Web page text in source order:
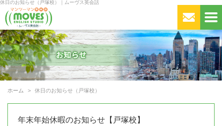
休日のお知らせ（戸塚校）｜ムーヴス英会話
ホーム 休日のお知らせ（戸塚校）
年末年始休暇のお知らせ【戸塚校】